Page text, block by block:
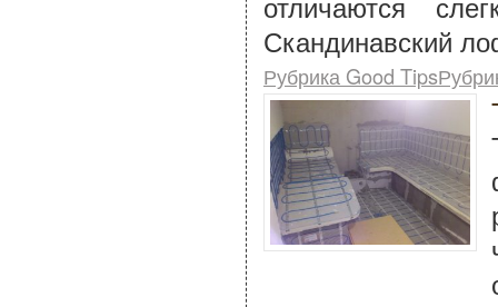
Скандинавский
Рубрика Good